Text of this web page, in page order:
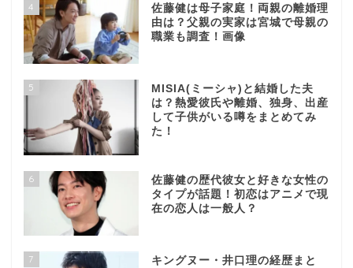
4
佐藤健は母子家庭！両親の離婚理
由は？父親の実家は宮城で母親の
職業も調査！画像
5
MISIA(ミーシャ)と結婚した夫
は？熱愛彼氏や離婚、独身、出産
して子供がいる噂をまとめてみ
た！
6
佐藤健の歴代彼女と好きな女性の
タイプが話題！初恋はアニメで現
在の恋人は一般人？
7
キングヌー・井口理の経歴まと